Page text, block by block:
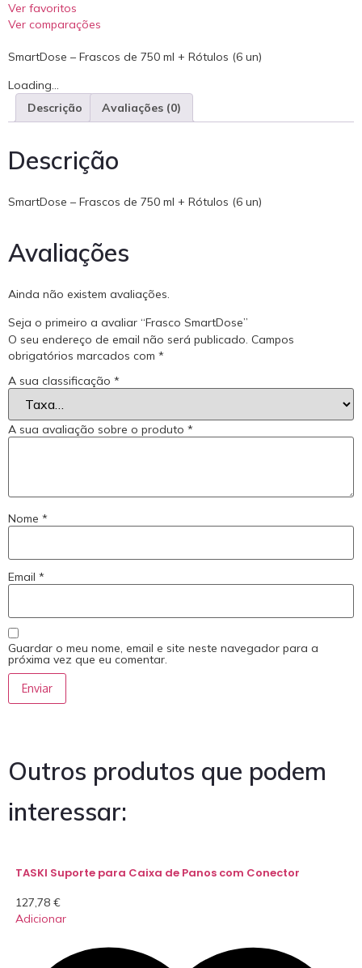
Ver favoritos
Ver comparações
SmartDose – Frascos de 750 ml + Rótulos (6 un)
Loading...
Descrição
Avaliações (0)
Descrição
SmartDose – Frascos de 750 ml + Rótulos (6 un)
Avaliações
Ainda não existem avaliações.
Seja o primeiro a avaliar “Frasco SmartDose”
O seu endereço de email não será publicado. Campos
obrigatórios marcados com *
A sua classificação *
A sua avaliação sobre o produto *
Nome *
Email *
Guardar o meu nome, email e site neste navegador para a
próxima vez que eu comentar.
Outros produtos que podem
interessar:
TASKI Suporte para Caixa de Panos com Conector
127,78 €
Adicionar